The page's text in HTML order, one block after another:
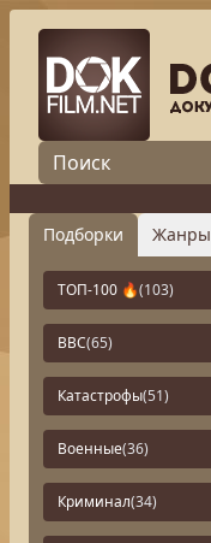
Подборки Жанры
ТОП-100 🔥(103)
BBC(65)
Катастрофы(51)
Военные(36)
Криминал(34)